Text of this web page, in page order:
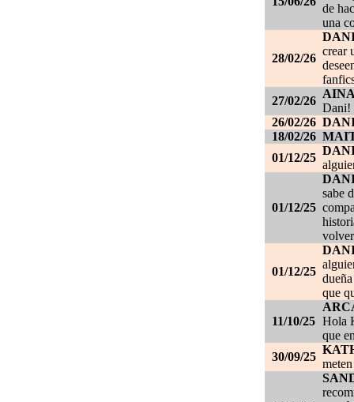
de
una
28/02/26
crear
27/02/26
Dani!
26/02/26
18/02/26
01/12/25
01/12/25
sabe
01/12/25
que
11/10/25 Hola
que
30/09/25